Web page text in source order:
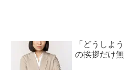
「どうしよ
の挨拶だけ